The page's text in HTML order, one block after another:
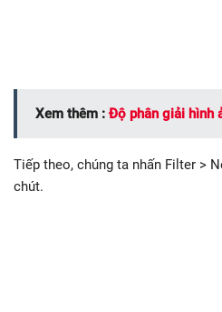
Xem thêm : Độ phân giải hình
Tiếp theo, chúng ta nhấn Filter >
chút.